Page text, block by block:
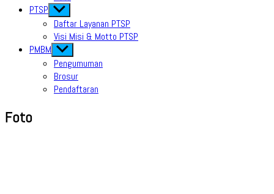
menu
PTSP Show
sub
menu
Daftar Layanan PTSP
Visi Misi & Motto PTSP
PMBM Show
sub
menu
Pengumuman
Brosur
Pendaftaran
Foto